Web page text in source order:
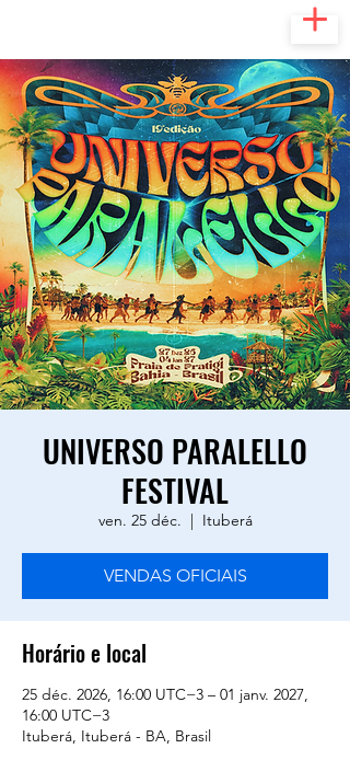
UNIVERSO PARALELLO
FESTIVAL
ven. 25 déc.
  |
Ituberá
VENDAS OFICIAIS
Horário e local
25 déc. 2026, 16:00 UTC−3 – 01 janv. 2027,
16:00 UTC−3
Ituberá, Ituberá - BA, Brasil